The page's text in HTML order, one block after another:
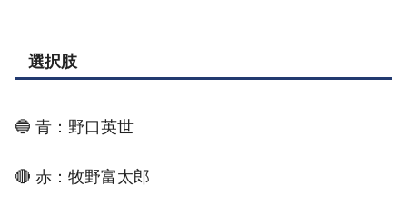
選択肢
🔵 青：野口英世
🔴 赤：牧野富太郎